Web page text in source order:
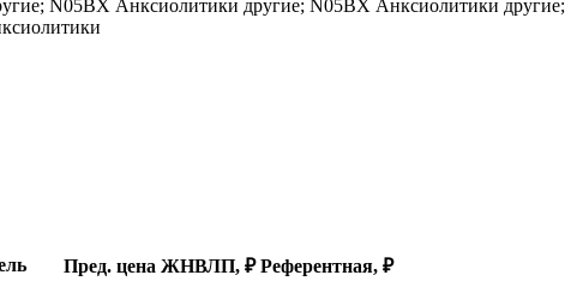
N05BX Анксиолитики другие; N05BX Анксиолитики другие;
Пред. цена ЖНВЛП, ₽ Референтная, ₽